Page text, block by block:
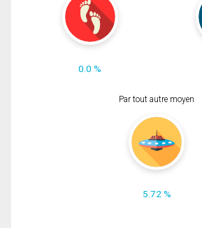
0.0 %
Par tout autre moyen
5.72 %